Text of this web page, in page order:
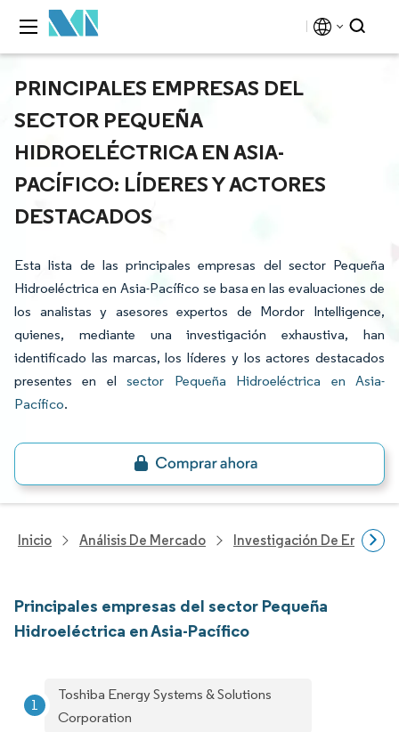
PRINCIPALES EMPRESAS DEL
SECTOR PEQUEÑA
HIDROELÉCTRICA EN ASIA-
PACÍFICO: LÍDERES Y ACTORES
DESTACADOS
Esta lista de las principales empresas del sector Pequeña
Hidroeléctrica en Asia-Pacífico se basa en las evaluaciones de
los analistas y asesores expertos de Mordor Intelligence,
quienes, mediante una investigación exhaustiva, han
identificado las marcas, los líderes y los actores destacados
presentes en elsector Pequeña Hidroeléctrica en Asia-
Pacífico.
Inicio Análisis De Mercado Investigación De Energía
Principales empresas del sector Pequeña
Hidroeléctrica en Asia-Pacífico
Toshiba Energy Systems & Solutions
Corporation